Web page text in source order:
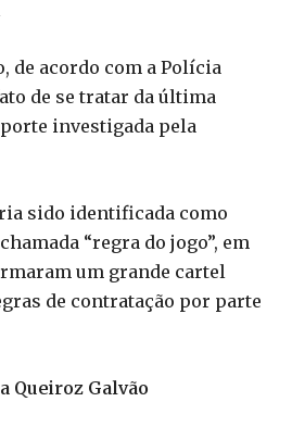
de acordo com a Polícia
de se tratar da última
investigada pela
sido identificada como
“regra do jogo”, em
um grande cartel
de contratação por parte
Queiroz Galvão